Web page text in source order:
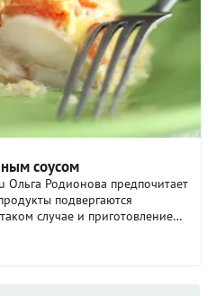
соусом
Ольга Родионова предпочитает
подвергаются
случае и приготовление
таймер минут на двадцать - и